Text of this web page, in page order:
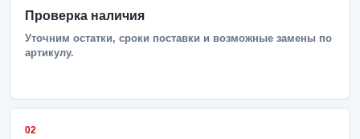
Проверка наличия
Уточним остатки, сроки поставки и возможные замены по
артикулу.
02